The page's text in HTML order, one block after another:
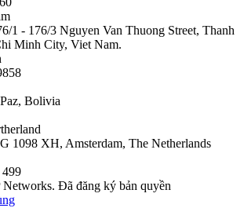
1 - 176/3 Nguyen Van Thuong Street, Thanh
Minh City, Viet Nam.
Bolivia
1098 XH, Amsterdam, The Netherlands
499
Đã đăng ký bản quyền